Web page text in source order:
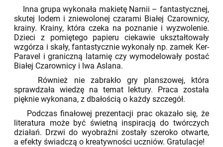
Inna grupa wykonała makietę Narnii – fantastycznej,
skutej lodem i zniewolonej czarami Białej Czarownicy,
krainy. Krainy, która czeka na poznanie i wyzwolenie.
Dzieci z pomiętego papieru ciekawie ukształtowały
wzgórza i skały, fantastycznie wykonały np. zamek Ker-
Paravel i graniczną latarnię czy wymodelowały postać
Białej Czarownicy i lwa Aslana.
Również nie zabrakło gry planszowej, która
sprawdzała wiedzę na temat lektury. Praca została
pięknie wykonana, z dbałością o każdy szczegół.
Podczas finałowej prezentacji prac okazało się, że
literatura może być świetną inspiracją do twórczych
działań. Drzwi do wyobraźni zostały szeroko otwarte,
a efekty świadczą o kreatywności uczniów. Gratulacje!